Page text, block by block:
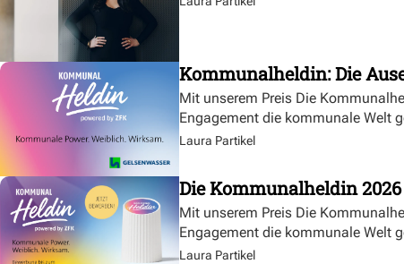
Kommunalheldin: Die
Mit unserem Preis Die
Engagement die kommunale Welt
Laura Partikel
Die Kommunalheldin 2026
Mit unserem Preis Die
Engagement die kommunale Welt
Laura Partikel